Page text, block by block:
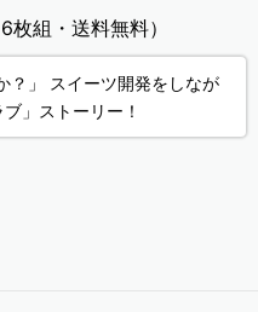
組・送料無料）
？」 スイーツ開発をしなが
」ストーリー！